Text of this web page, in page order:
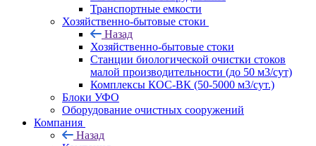
Транспортные емкости
Хозяйственно-бытовые стоки
Назад
Хозяйственно-бытовые стоки
Станции биологической очистки стоков
малой производительности (до 50 м3/сут)
Комплексы КОС-ВК (50-5000 м3/сут.)
Блоки УФО
Оборудование очистных сооружений
Компания
Назад